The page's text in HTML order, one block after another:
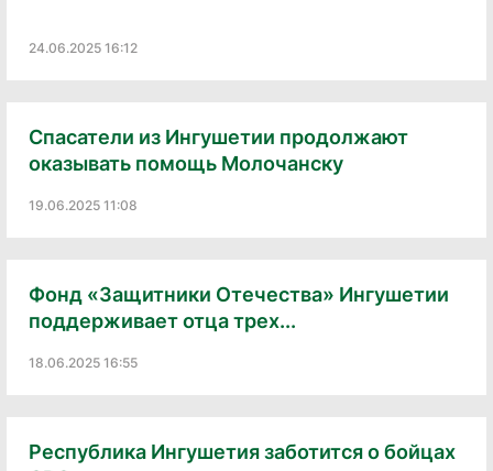
24.06.2025 16:12
Спасатели из Ингушетии продолжают
оказывать помощь Молочанску
19.06.2025 11:08
Фонд «Защитники Отечества» Ингушетии
поддерживает отца трех...
18.06.2025 16:55
Республика Ингушетия заботится о бойцах